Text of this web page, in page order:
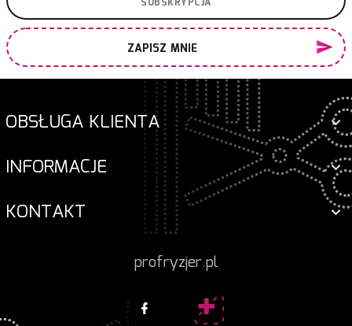
ZAPISZ MNIE
OBSŁUGA KLIENTA
INFORMACJE
KONTAKT
profryzjer.pl